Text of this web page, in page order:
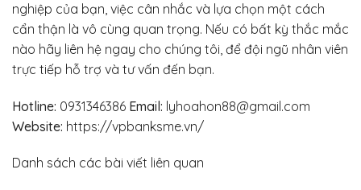
nghiệp của bạn, việc cân nhắc và lựa chọn một cách
cẩn thận là vô cùng quan trọng. Nếu có bất kỳ thắc mắc
nào hãy liên hệ ngay cho chúng tôi, để đội ngũ nhân viên
trực tiếp hỗ trợ và tư vấn đến bạn.
Hotline: 0931346386 Email: lyhoahon88@gmail.com
Website: https://vpbanksme.vn/
Danh sách các bài viết liên quan